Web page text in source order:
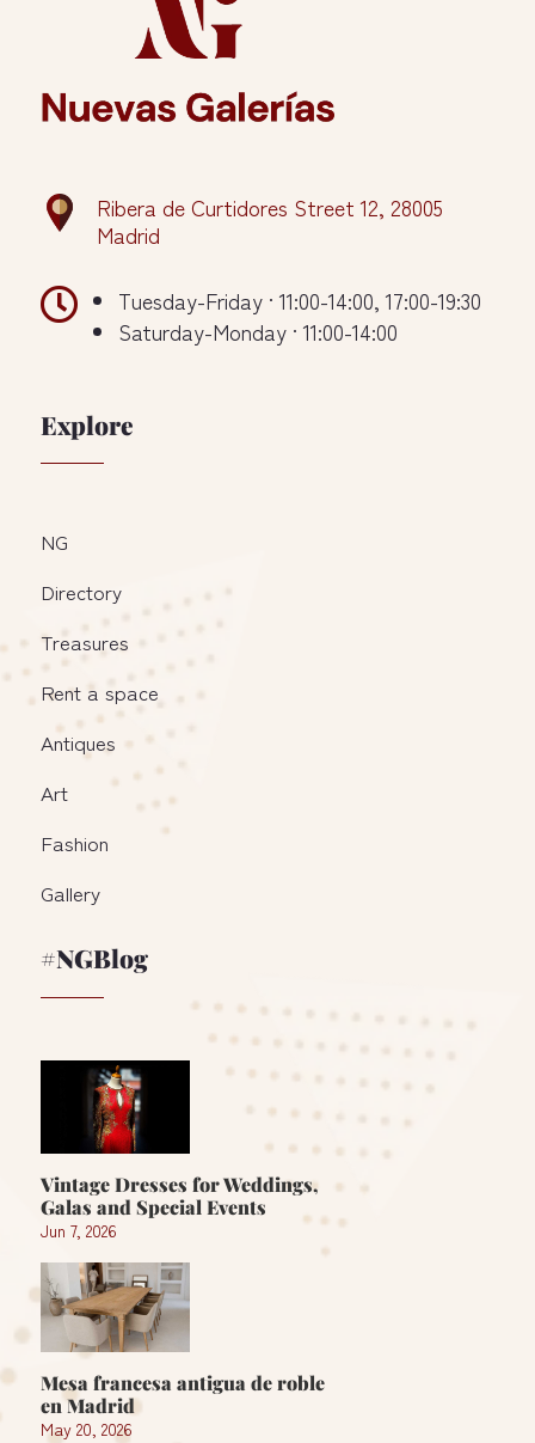
Ribera de Curtidores Street 12, 28005
Madrid

Tuesday-Friday · 11:00-14:00, 17:00-19:30
Saturday-Monday · 11:00-14:00
Explore
NG
Directory
Treasures
Rent a space
Antiques
Art
Fashion
Gallery
#NGBlog
Vintage Dresses for Weddings,
Galas and Special Events
Jun 7, 2026
Mesa francesa antigua de roble
en Madrid
May 20, 2026